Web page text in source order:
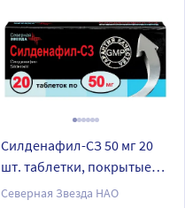
Силденафил-СЗ 50 мг 20
шт. таблетки, покрытые
пленочной оболочкой
Северная Звезда НАО